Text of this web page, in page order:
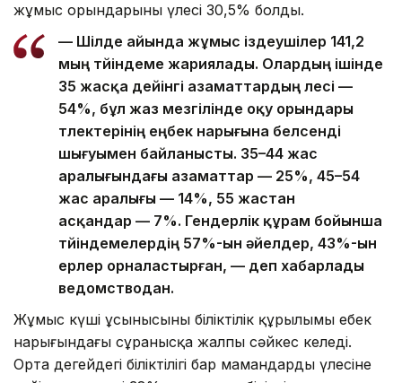
жұмыс орындарының үлесі 30,5% болды.
— Шілде айында жұмыс іздеушілер 141,2
мың түйіндеме жариялады. Олардың ішінде
35 жасқа дейінгі азаматтардың үлесі —
54%, бұл жаз мезгілінде оқу орындары
түлектерінің еңбек нарығына белсенді
шығуымен байланысты. 35–44 жас
аралығындағы азаматтар — 25%, 45–54
жас аралығы — 14%, 55 жастан
асқандар — 7%. Гендерлік құрам бойынша
түйіндемелердің 57%-ын әйелдер, 43%-ын
ерлер орналастырған, — деп хабарлады
ведомстводан.
Жұмыс күші ұсынысының біліктілік құрылымы еңбек
нарығындағы сұранысқа жалпы сәйкес келеді.
Орта деңгейдегі біліктілігі бар мамандардың үлесіне